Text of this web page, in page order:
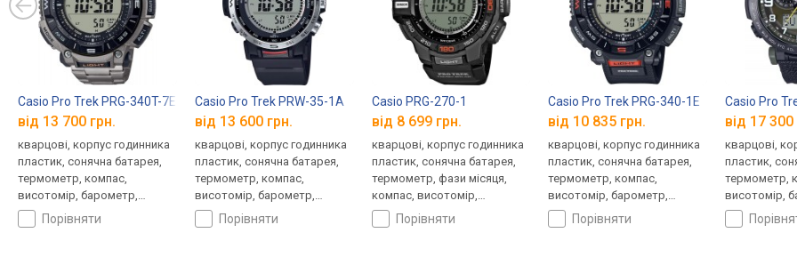
Casio Pro Trek PRG-340T-7E
від 13 700 грн.
кварцові, корпус годинника
пластик, сонячна батарея,
термометр, компас,
висотомір, барометр,
світовий час, ремінець:
браслет титан, WR 100,
порівняти
Casio Pro Trek PRW-35-1A
від 13 600 грн.
кварцові, корпус годинника
пластик, сонячна батарея,
термометр, компас,
висотомір, барометр,
світовий час, ремінець:
браслет пластик, WR 100,
порівняти
Casio PRG-270-1
від 8 699 грн.
кварцові, корпус годинника
пластик, сонячна батарея,
термометр, фази місяця,
компас, висотомір,
барометр, світовий час,
ремінець: ремінець каучук,
порівняти
Casio Pro Trek PRG-340-1E
від 10 835 грн.
кварцові, корпус годинника
пластик, сонячна батарея,
термометр, компас,
висотомір, барометр,
світовий час, ремінець:
браслет пластик, WR 100,
порівняти
Casio Pro
від 17 300
кварцові,
пластик,
термометр,
висотомір,
світовий
ремінець